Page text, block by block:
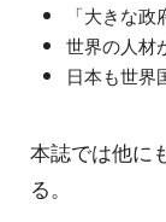
「大きな
世界の人材
日本も世界
本誌では他に
る。